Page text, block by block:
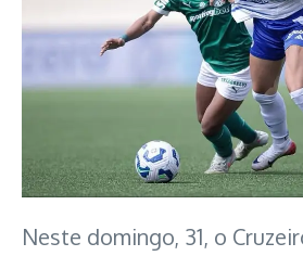
Neste domingo, 31, o